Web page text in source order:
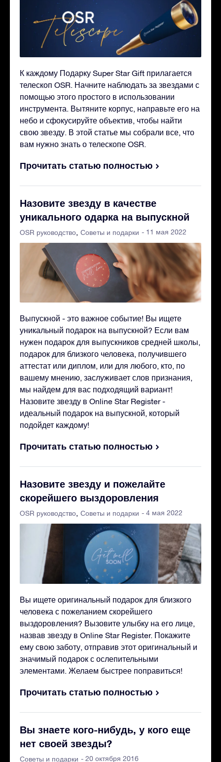
К каждому Подарку Super Star Gift прилагается
телескоп OSR. Начните наблюдать за звездами с
помощью этого простого в использовании
инструмента. Вытяните корпус, направьте его на
небо и сфокусируйте объектив, чтобы найти
свою звезду. В этой статье мы собрали все, что
вам нужно знать о телескопе OSR.
Прочитать статью полностью
Назовите звезду в качестве
уникального одарка на выпускной
OSR руководство Советы и подарки - 11 мая 2022
Выпускной - это важное событие! Вы ищете
уникальный подарок на выпускной? Если вам
нужен подарок для выпускников средней школы,
подарок для близкого человека, получившего
аттестат или диплом, или для любого, кто, по
вашему мнению, заслуживает слов признания,
мы найдем для вас подходящий вариант!
Назовите звезду в Online Star Register -
идеальный подарок на выпускной, который
подойдет каждому!
Прочитать статью полностью
Назовите звезду и пожелайте
скорейшего выздоровления
OSR руководство Советы и подарки - 4 мая 2022
Вы ищете оригинальный подарок для близкого
человека с пожеланием скорейшего
выздоровления? Вызовите улыбку на его лице,
назвав звезду в Online Star Register. Покажите
ему свою заботу, отправив этот оригинальный и
значимый подарок с ослепительными
элементами. Желаем быстрее поправиться!
Прочитать статью полностью
Вы знаете кого-нибудь, у кого еще
нет своей звезды?
Советы и подарки - 20 октября 2016